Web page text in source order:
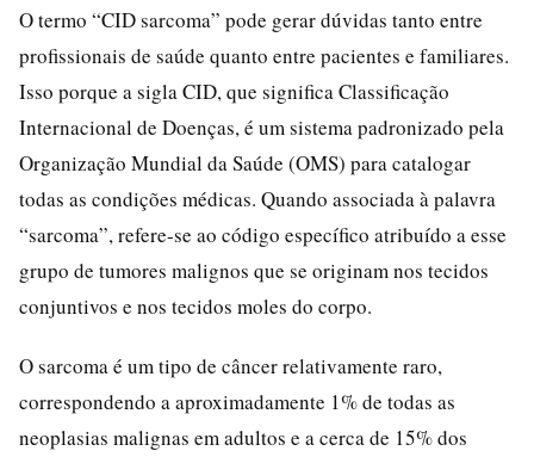
O termo “CID sarcoma” pode gerar dúvidas tanto entre
profissionais de saúde quanto entre pacientes e familiares.
Isso porque a sigla CID, que significa Classificação
Internacional de Doenças, é um sistema padronizado pela
Organização Mundial da Saúde (OMS) para catalogar
todas as condições médicas. Quando associada à palavra
“sarcoma”, refere-se ao código específico atribuído a esse
grupo de tumores malignos que se originam nos tecidos
conjuntivos e nos tecidos moles do corpo.
O sarcoma é um tipo de câncer relativamente raro,
correspondendo a aproximadamente 1% de todas as
neoplasias malignas em adultos e a cerca de 15% dos